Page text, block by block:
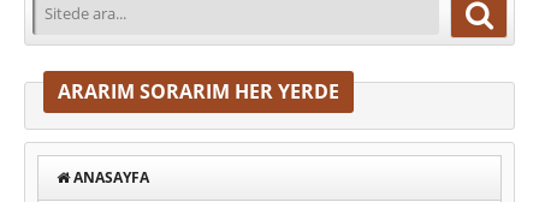
ARARIM SORARIM HER YERDE
ANASAYFA